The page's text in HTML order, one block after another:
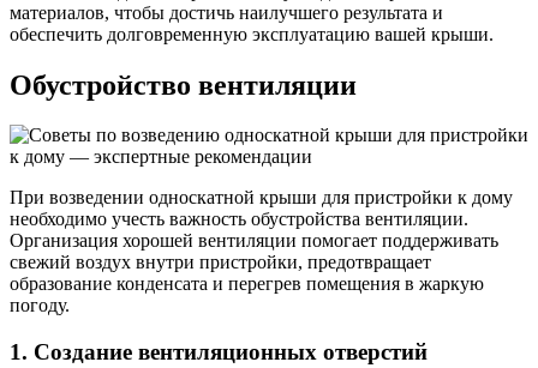
материалов, чтобы достичь наилучшего результата и
обеспечить долговременную эксплуатацию вашей крыши.
Обустройство вентиляции
При возведении односкатной крыши для пристройки к дому
необходимо учесть важность обустройства вентиляции.
Организация хорошей вентиляции помогает поддерживать
свежий воздух внутри пристройки, предотвращает
образование конденсата и перегрев помещения в жаркую
погоду.
1. Создание вентиляционных отверстий